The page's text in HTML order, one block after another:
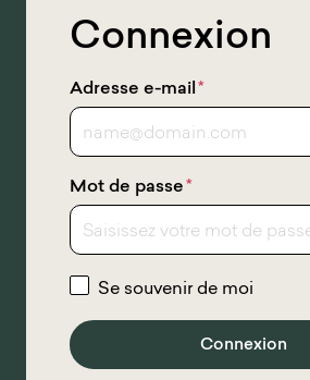
Connexion
Adresse e-mail*
Mot de passe*
Se souvenir de moi